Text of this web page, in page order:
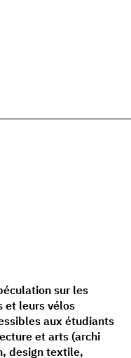
sur les
et leurs vélos
aux étudiants
et arts (archi
design textile,